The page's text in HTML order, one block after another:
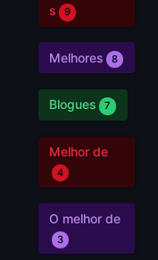
s
9
Melhores 8
Blogues 7
Melhor de
4
O melhor de
3